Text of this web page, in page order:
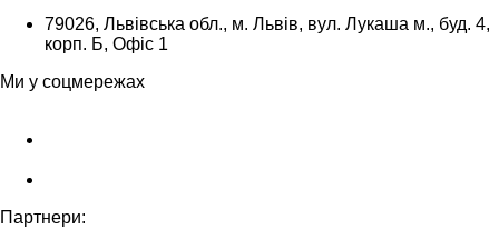
79026, Львівська обл., м. Львів, вул. Лукаша м., буд. 4,
корп. Б, Офіс 1
Ми у соцмережах
Партнери: